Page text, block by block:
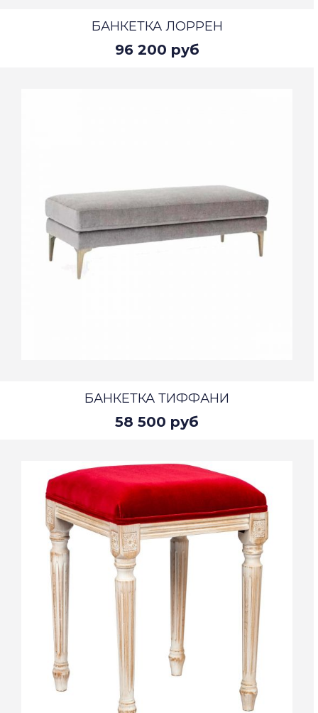
БАНКЕТКА ЛОРРЕН
96 200 руб
БАНКЕТКА ТИФФАНИ
58 500 руб